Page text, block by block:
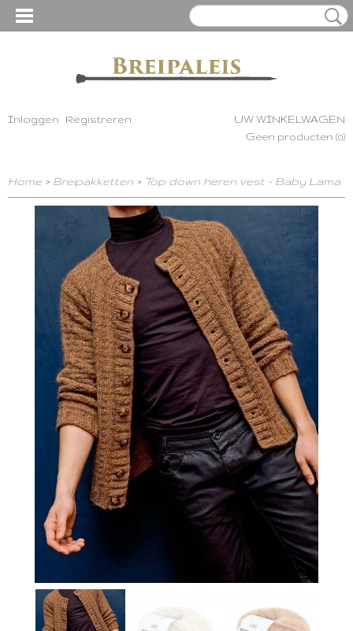
Inloggen Registreren UW WINKELWAGEN
Geen producten (0)
Home > Breipakketten > Top down heren vest - Baby Lama